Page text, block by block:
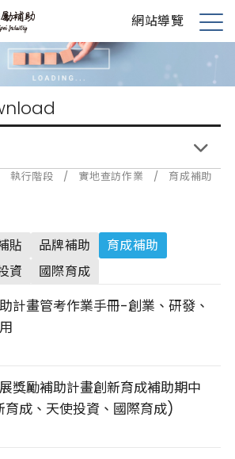
網站導覽
展
選
單
執行階段 / 實地查訪作業 / 育成補助
貼 品牌補助
育成補助
資 國際育成
計畫管考作業手冊-創業、研發、
獎勵補助計畫創新育成補助期中
成、天使投資、國際育成)